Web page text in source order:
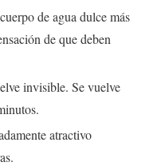
de agua dulce más
de que deben
invisible. Se vuelve
atractivo